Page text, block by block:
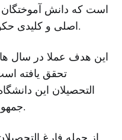
است که دانش
اصلی و کلیدی حکومت جمهوری اسلامی مهیا کند.
این هدف عملا در سال
تحقق یافته
التحصیلان این
جمهوری اسلامی در اختیار گرفته اند.
از جمله فارغ